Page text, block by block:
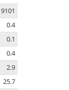
9101
0.4
0.1
0.4
2.9
25.7